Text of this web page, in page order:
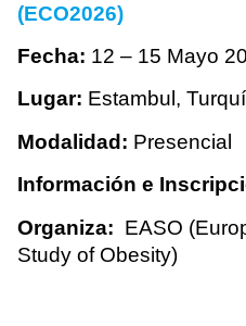
(ECO2026)
Fecha: 12 – 15 Mayo
Lugar: Estambul,
Modalidad: Presencial
Información e
Organiza: EASO
Study of Obesity)